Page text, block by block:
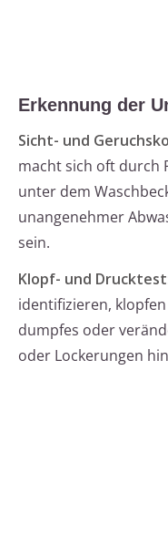
Erkennung der
Sicht- und
macht sich oft durch
unter dem
unangenehmer
sein.
Klopf- und
identifizieren,
dumpfes oder
oder Lockerungen